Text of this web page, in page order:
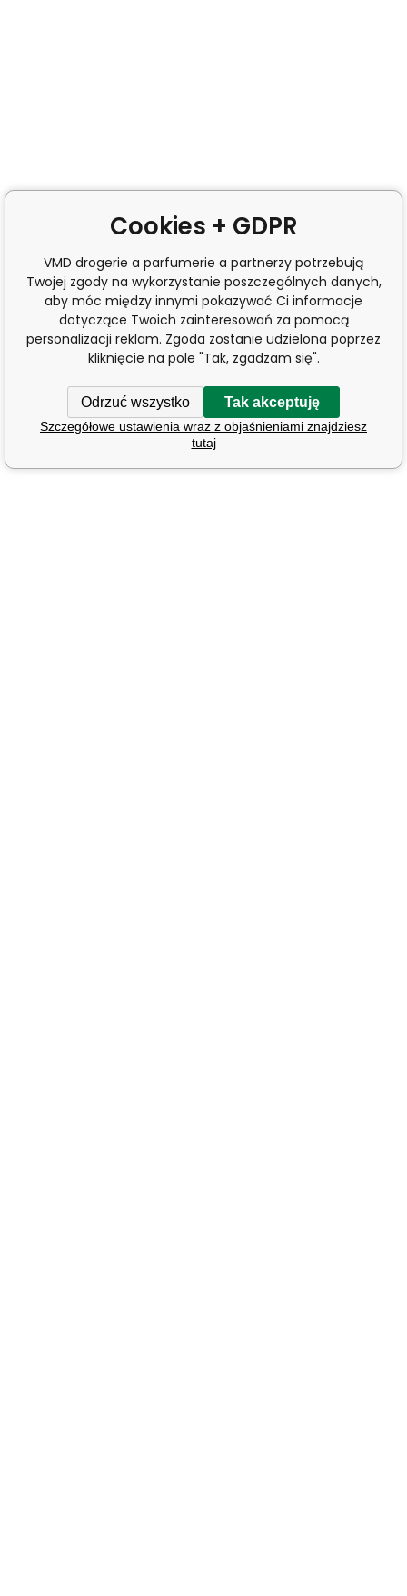
Cookies + GDPR
VMD drogerie a parfumerie a partnerzy potrzebują
Twojej zgody na wykorzystanie poszczególnych danych,
aby móc między innymi pokazywać Ci informacje
dotyczące Twoich zainteresowań za pomocą
personalizacji reklam. Zgoda zostanie udzielona poprzez
kliknięcie na pole "Tak, zgadzam się".
Odrzuć wszystko Tak akceptuję
Szczegółowe ustawienia wraz z objaśnieniami znajdziesz
tutaj